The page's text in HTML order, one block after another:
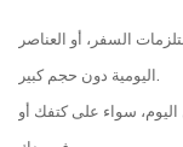
السفر، أو العناصر
سواء على كتفك أو